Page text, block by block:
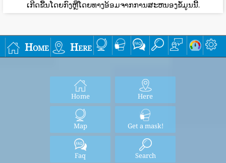
ເກີດຂື້ນໂດຍກົງຫຼືໂດຍທາງອ້ອມຈາກການສະຫນອງຂໍ້ມູນນີ້.
Home Here
Home Here
Map Get a mask!
Faq Search